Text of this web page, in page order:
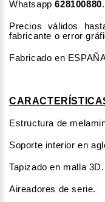
Whatsapp628100880.
Precios válidos
fabricante o error
Fabricado en
Estructura de
Soporte interior en
Tapizado en malla 3D.
Aireadores de serie.